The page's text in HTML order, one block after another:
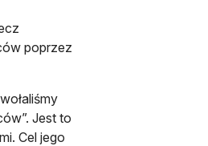
poprzez
Jest to
Cel jego